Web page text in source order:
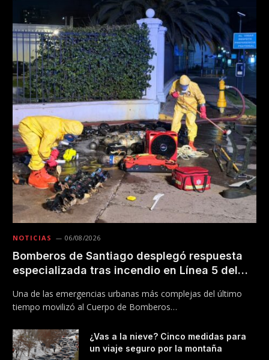
NOTICIAS 06/08/2026
Bomberos de Santiago desplegó respuesta
especializada tras incendio en Línea 5 del
Una de las emergencias urbanas más complejas del último
tiempo movilizó al Cuerpo de Bomberos…
¿Vas a la nieve? Cinco medidas para
un viaje seguro por la montaña